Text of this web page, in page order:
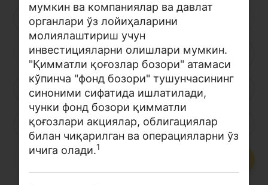
Лойиҳалар
Интерактив хизматлар
Фотогалерея
Лойиҳа ҳақида
Кенгайтирилган қидирув
Сайт харитаси
А Б В Г Ғ
Ё Ж З И Й К
Л М Н О П Р
Т У Ў Ү Ф Х
мумкин ва компаниялар ва давлат
органлари ўз лойиҳаларини
молиялаштириш учун
инвестицияларни олишлари мумкин.
"Қимматли қоғозлар бозори" атамаси
кўпинча "фонд бозори" тушунчасининг
синоними сифатида ишлатилади,
чунки фонд бозори қимматли
қоғозлари акциялар, облигациялар
билан чиқарилган ва операцияларни ўз
ичига олади.1